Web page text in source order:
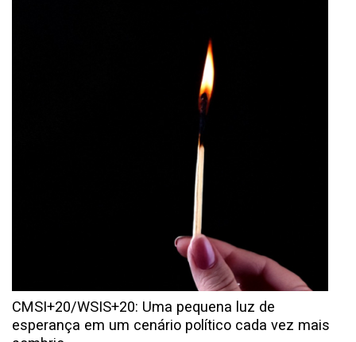
CMSI+20/WSIS+20: Uma pequena luz de
esperança em um cenário político cada vez mais